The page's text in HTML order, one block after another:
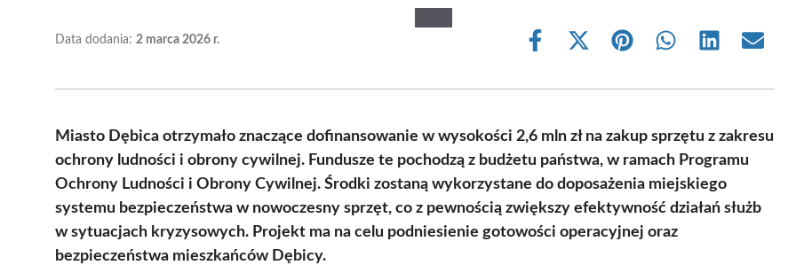
Data dodania: 2 marca 2026 r.
Share
Share
(Twitter)
Share Share Share Share
Miasto Dębica otrzymało znaczące dofinansowanie w wysokości 2,6 mln zł na zakup sprzętu z zakresu
ochrony ludności i obrony cywilnej. Fundusze te pochodzą z budżetu państwa, w ramach Programu
Ochrony Ludności i Obrony Cywilnej. Środki zostaną wykorzystane do doposażenia miejskiego
systemu bezpieczeństwa w nowoczesny sprzęt, co z pewnością zwiększy efektywność działań służb
w sytuacjach kryzysowych. Projekt ma na celu podniesienie gotowości operacyjnej oraz
bezpieczeństwa mieszkańców Dębicy.